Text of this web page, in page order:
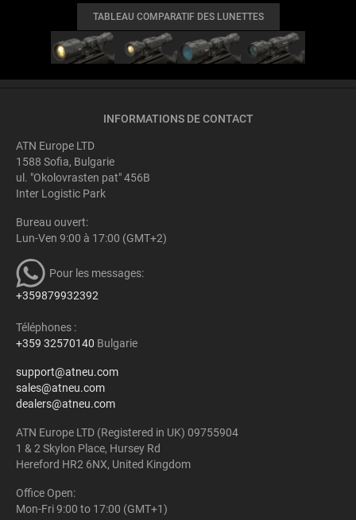
TABLEAU COMPARATIF DES LUNETTES
INFORMATIONS DE CONTACT
ATN Europe LTD
1588 Sofia, Bulgarie
ul. "Okolovrasten pat" 456B
Inter Logistic Park
Bureau ouvert:
Lun-Ven 9:00 à 17:00 (GMT+2)
Pour les messages:
+359879932392
Téléphones :
+359 32570140 Bulgarie
support@atneu.com
sales@atneu.com
dealers@atneu.com
ATN Europe LTD (Registered in UK) 09755904
1 & 2 Skylon Place, Hursey Rd
Hereford HR2 6NX, United Kingdom
Office Open:
Mon-Fri 9:00 to 17:00 (GMT+1)